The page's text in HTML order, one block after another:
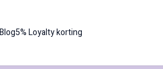
Blog5% Loyalty korting